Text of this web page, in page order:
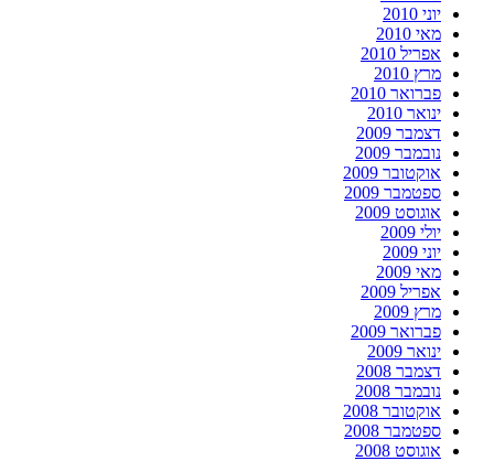
יוני 2010
מאי 2010
אפריל 2010
מרץ 2010
פברואר 2010
ינואר 2010
דצמבר 2009
נובמבר 2009
אוקטובר 2009
ספטמבר 2009
אוגוסט 2009
יולי 2009
יוני 2009
מאי 2009
אפריל 2009
מרץ 2009
פברואר 2009
ינואר 2009
דצמבר 2008
נובמבר 2008
אוקטובר 2008
ספטמבר 2008
אוגוסט 2008